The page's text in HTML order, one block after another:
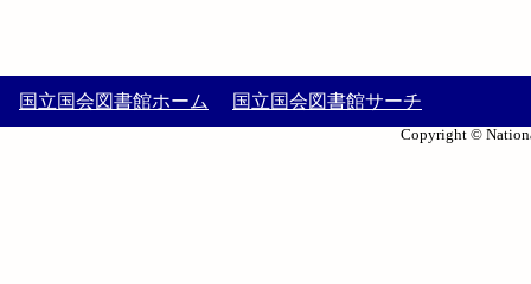
国立国会図書館ホーム 国立国会図書館サーチ
Copyright ©